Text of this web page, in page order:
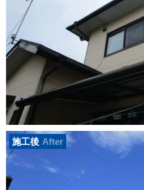
施工後 After